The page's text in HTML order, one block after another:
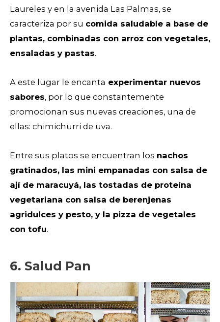
Laureles y en la avenida Las Palmas, se
caracteriza por su comida saludable a base de
plantas, combinadas con arroz con vegetales,
ensaladas y pastas.
A este lugar le encanta experimentar nuevos
sabores, por lo que constantemente
promocionan sus nuevas creaciones, una de
ellas: chimichurri de uva.
Entre sus platos se encuentran los nachos
gratinados, las mini empanadas con salsa de
ají de maracuyá, las tostadas de proteína
vegetariana con salsa de berenjenas
agridulces y pesto, y la pizza de vegetales
con tofu.
6. Salud Pan